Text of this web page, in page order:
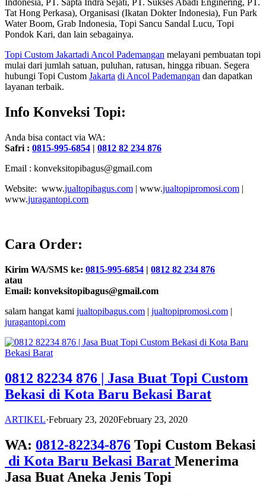
Tat Hong Perkasa), Organisasi (Ikatan Dokter Indonesia), Fun Park
Water Boom, Grab Indonesia, Topi Sancu Sandal Lucu, Topi
Pondok Kari, dan lain sebagainya.
Topi Custom Jakartadi Ancol Pademangan melayani pembuatan topi
mulai dari jumlah satuan, puluhan, ratusan, hingga ribuan. Segera
hubungi Topi Custom Jakarta di Ancol Pademangan dan dapatkan
layanan terbaik.
Info Konveksi Topi:
Anda bisa contact via WA:
Safri : 0815-995-6854 | 0812 82 234 876
Email : konveksitopibagus@gmail.com
Website: www.jualtopibagus.com | www.jualtopipromosi.com |
www.juragantopi.com
Cara Order:
Kirim WA/SMS ke: 0815-995-6854 | 0812 82 234 876
atau
Email: konveksitopibagus@gmail.com
salam hangat kami jualtopibagus.com | jualtopipromosi.com |
juragantopi.com
0812 82234 876 | Jasa Buat Topi Custom
Bekasi di Kota Baru Bekasi Barat
ARTIKEL·February 23, 2020February 23, 2020
WA: 0812-82234-876 Topi Custom Bekasi
di Kota Baru Bekasi Barat Menerima
Jasa Buat Aneka Jenis Topi